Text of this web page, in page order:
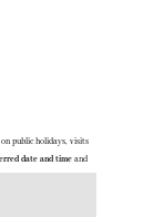
public holidays, visits
date and time and